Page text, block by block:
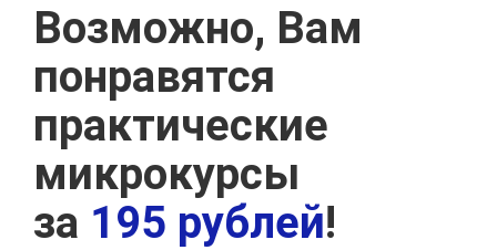
Возможно, Вам
понравятся
практические
микрокурсы
за 195 рублей!